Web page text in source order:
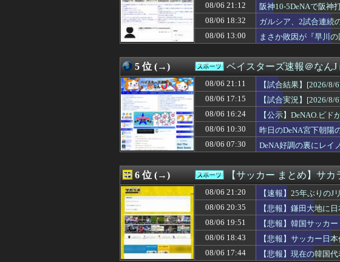
08/06 19:33
カープ小園＆ファビ、巨人又木から
08/06 19:30
【サッカー】鹿島、ホーム開幕戦
08/06 19:21
佐野海舟「体幹を鍛えるために幼
08/06 19:18
昨日のT-阪神の主力２死球ｗｗｗｗ
08/06 19:10
X・アロンソ監督、ムドリクのチ
08/06 19:05
1シーズン20勝以上の投手が一切出
08/06 18:53
牧原大成のタイムリーで先制
08/06 18:44
FC東京の開幕戦に日本代表DF長
08/06 18:43
【悲報】サッカー日本代表←所属
08/06 18:32
ガルシア、2試合連続の本塁打
08/06 18:31
渦中のディオマンデ、トレーニン
08/06 18:30
SB山本祐大(27) .323 2本 14打点
08/06 18:30
◆プレミア◆上田綺世 ブライトンが
08/06 18:16
阪神・ガルシア、10打数無安打… →
08/06 18:10
加入からわずか1年…アーセナルMF
08/06 18:06
甲子園で旭日旗タオルが配られる
08/06 18:01
【カープ実況】秋山翔吾4番！先発
08/06 18:00
松木安太郎、Jリーグ監督再チャレ
08/06 17:45
【試合実況】西武２軍スタメン 先
08/06 17:44
【悲報】現在の韓国代表の若手の5
08/06 17:35
ソフトバンクVS日本ハム 細野 晴
08/06 17:35
【試合実況】ヤクルトvs中日 8/6/
08/06 21:12
阪神10-5DeNAで阪神
08/06 18:32
ガルシア、2試合連続
08/06 13:00
まさか敗因が『早川
5 位 (→) ベイスターズ速報＠なんJ
08/06 21:11
【試合結果】[2026/
08/06 17:15
【試合実況】[2026/
08/06 16:24
【公示】DeNAO.ビ
08/06 10:30
昨日のDeNA宮下朝陽
08/06 07:30
DeNA好調の裏にレイ
6 位 (→) 【サッカー まとめ】サ
08/06 21:20
【速報】25年ぶりの
08/06 20:35
【悲報】鎌田大地に
08/06 19:51
【悲報】韓国サッカ
ｗｗｗ
08/06 18:43
【悲報】サッカー日
08/06 17:44
【悲報】現在の韓国